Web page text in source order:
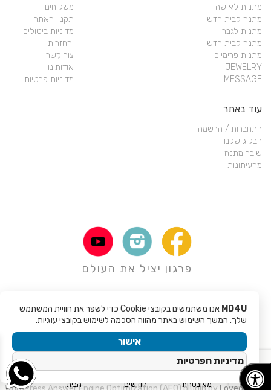
מתנות לאישה
מתנה לבית חדש
מתנות לגבר
מתנה לבית חדש
מתנות פרימיום
JEWELRY
MESSAGE
משלוחים
תקנון האתר
מדיניות ביטולים
והחזרות
צור קשר
אודותינו
מדיניות פרטיות
עוד באתר
התחברות / הרשמה
הבלוג שלנו
שובר מתנה
מהעיתונות
פרגון יציל את העולם
Copyright © 2017 - Mali Rochman MD4U
MD4U
אנו משתמשים בקובצי Cookie כדי לשפר את חוויית המשתמש
שלך. המשך השימוש באתר מהווה הסכמה לשימוש בקובצי עוגיות.
אישור
מדיניות הפרטיות
מאובטחת
חודשים
הבית